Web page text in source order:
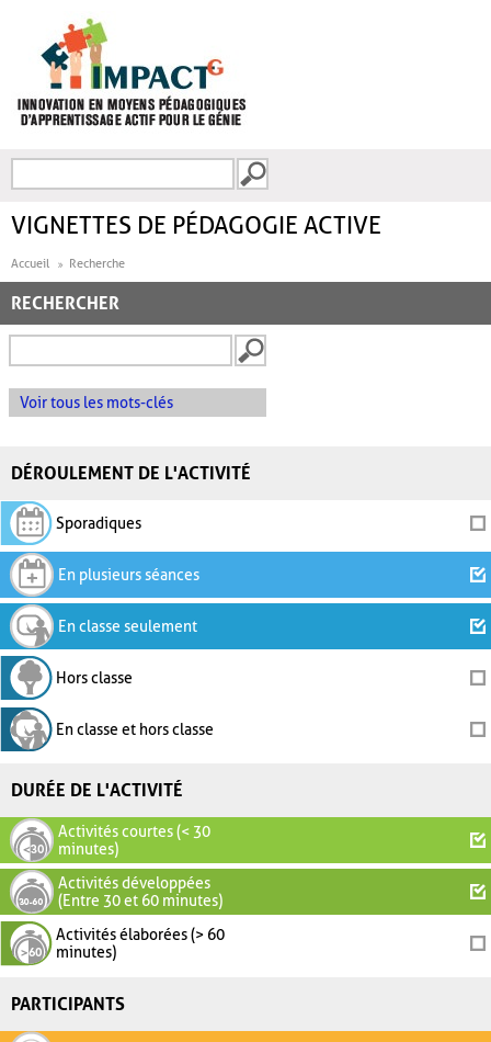
FORMULAIRE DE
VIGNETTES DE PÉDAGOGIE ACTIVE
Accueil Recherche
RECHERCHER
Voir tous les mots-clés
DÉROULEMENT DE L'ACTIVITÉ
Sporadiques
En plusieurs séances
En classe seulement
Hors classe
En classe et hors classe
DURÉE DE L'ACTIVITÉ
Activités courtes (< 30
minutes)
Activités développées
(Entre 30 et 60 minutes)
Activités élaborées (> 60
minutes)
PARTICIPANTS